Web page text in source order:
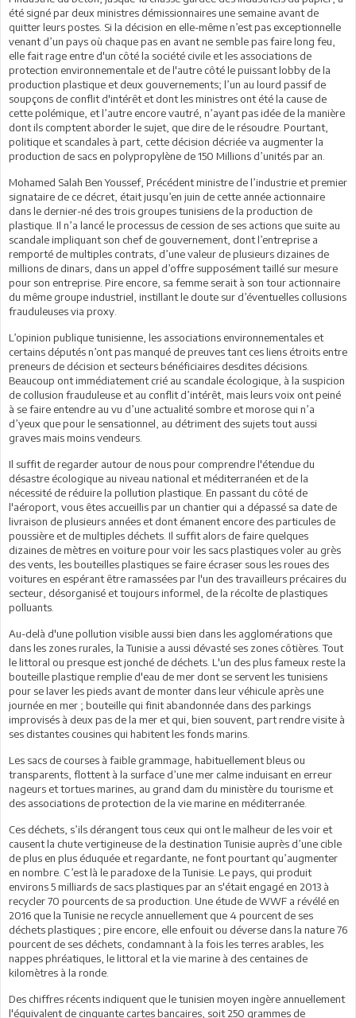
été signé par deux ministres démissionnaires une semaine avant de
quitter leurs postes. Si la décision en elle-même n’est pas exceptionnelle
venant d’un pays où chaque pas en avant ne semble pas faire long feu,
elle fait rage entre d'un côté la société civile et les associations de
protection environnementale et de l'autre côté le puissant lobby de la
production plastique et deux gouvernements; l’un au lourd passif de
soupçons de conflit d'intérêt et dont les ministres ont été la cause de
cette polémique, et l’autre encore vautré, n’ayant pas idée de la manière
dont ils comptent aborder le sujet, que dire de le résoudre. Pourtant,
politique et scandales à part, cette décision décriée va augmenter la
production de sacs en polypropylène de 150 Millions d’unités par an.
Mohamed Salah Ben Youssef, Précédent ministre de l’industrie et premier
signataire de ce décret, était jusqu’en juin de cette année actionnaire
dans le dernier-né des trois groupes tunisiens de la production de
plastique. Il n’a lancé le processus de cession de ses actions que suite au
scandale impliquant son chef de gouvernement, dont l’entreprise a
remporté de multiples contrats, d’une valeur de plusieurs dizaines de
millions de dinars, dans un appel d’offre supposément taillé sur mesure
pour son entreprise. Pire encore, sa femme serait à son tour actionnaire
du même groupe industriel, instillant le doute sur d’éventuelles collusions
frauduleuses via proxy.
L’opinion publique tunisienne, les associations environnementales et
certains députés n’ont pas manqué de preuves tant ces liens étroits entre
preneurs de décision et secteurs bénéficiaires desdites décisions.
Beaucoup ont immédiatement crié au scandale écologique, à la suspicion
de collusion frauduleuse et au conflit d’intérêt, mais leurs voix ont peiné
à se faire entendre au vu d’une actualité sombre et morose qui n’a
d’yeux que pour le sensationnel, au détriment des sujets tout aussi
graves mais moins vendeurs.
Il suffit de regarder autour de nous pour comprendre l'étendue du
désastre écologique au niveau national et méditerranéen et de la
nécessité de réduire la pollution plastique. En passant du côté de
l'aéroport, vous êtes accueillis par un chantier qui a dépassé sa date de
livraison de plusieurs années et dont émanent encore des particules de
poussière et de multiples déchets. Il suffit alors de faire quelques
dizaines de mètres en voiture pour voir les sacs plastiques voler au grès
des vents, les bouteilles plastiques se faire écraser sous les roues des
voitures en espérant être ramassées par l'un des travailleurs précaires du
secteur, désorganisé et toujours informel, de la récolte de plastiques
polluants.
Au-delà d'une pollution visible aussi bien dans les agglomérations que
dans les zones rurales, la Tunisie a aussi dévasté ses zones côtières. Tout
le littoral ou presque est jonché de déchets. L'un des plus fameux reste la
bouteille plastique remplie d'eau de mer dont se servent les tunisiens
pour se laver les pieds avant de monter dans leur véhicule après une
journée en mer ; bouteille qui finit abandonnée dans des parkings
improvisés à deux pas de la mer et qui, bien souvent, part rendre visite à
ses distantes cousines qui habitent les fonds marins.
Les sacs de courses à faible grammage, habituellement bleus ou
transparents, flottent à la surface d’une mer calme induisant en erreur
nageurs et tortues marines, au grand dam du ministère du tourisme et
des associations de protection de la vie marine en méditerranée.
Ces déchets, s’ils dérangent tous ceux qui ont le malheur de les voir et
causent la chute vertigineuse de la destination Tunisie auprès d’une cible
de plus en plus éduquée et regardante, ne font pourtant qu’augmenter
en nombre. C’est là le paradoxe de la Tunisie. Le pays, qui produit
environs 5 milliards de sacs plastiques par an s'était engagé en 2013 à
recycler 70 pourcents de sa production. Une étude de WWF a révélé en
2016 que la Tunisie ne recycle annuellement que 4 pourcent de ses
déchets plastiques ; pire encore, elle enfouit ou déverse dans la nature 76
pourcent de ses déchets, condamnant à la fois les terres arables, les
nappes phréatiques, le littoral et la vie marine à des centaines de
kilomètres à la ronde.
Des chiffres récents indiquent que le tunisien moyen ingère annuellement
l'équivalent de cinquante cartes bancaires, soit 250 grammes de